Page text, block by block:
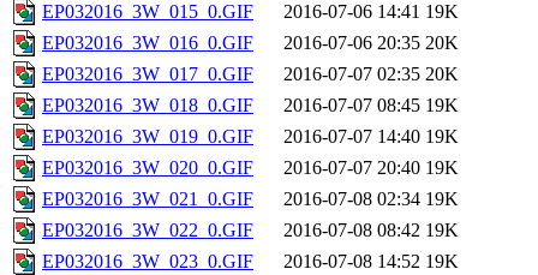
EP032016_3W_015_0.GIF
2016-07-06 14:41 19K
EP032016_3W_016_0.GIF
2016-07-06 20:35 20K
EP032016_3W_017_0.GIF
2016-07-07 02:35 20K
EP032016_3W_018_0.GIF
2016-07-07 08:45 19K
EP032016_3W_019_0.GIF
2016-07-07 14:40 19K
EP032016_3W_020_0.GIF
2016-07-07 20:40 19K
EP032016_3W_021_0.GIF
2016-07-08 02:34 19K
EP032016_3W_022_0.GIF
2016-07-08 08:42 19K
EP032016_3W_023_0.GIF
2016-07-08 14:52 19K